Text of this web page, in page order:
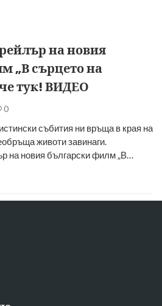
на новия
„В сърцето на
тук! ВИДЕО
0
събития ни връща в края на
животи завинаги.
на новия български филм „В…